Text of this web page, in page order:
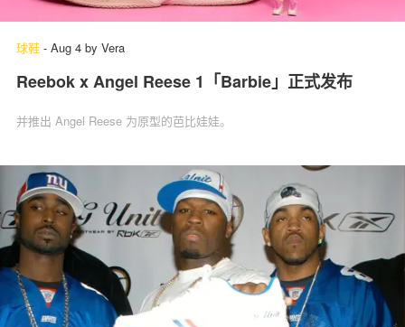
球鞋 - Aug 4 by Vera
Reebok x Angel Reese 1「Barbie」‌正式发布
并推出 Angel Reese 为原型的芭比娃娃。